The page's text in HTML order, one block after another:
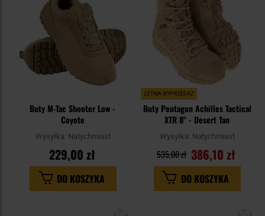
Buty M-Tac Shooter Low -
Coyote
Wysyłka: Natychmiast
229,00 zł
DO KOSZYKA
LETNIA WYPRZEDAŻ
Buty Pentagon Achilles Tactical
XTR 8" - Desert Tan
Wysyłka: Natychmiast
386,10 zł
535,00 zł
DO KOSZYKA